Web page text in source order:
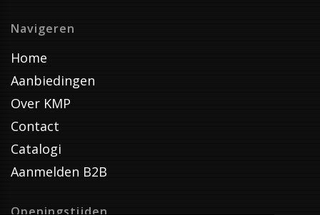
Navigeren
Home
Aanbiedingen
Over KMP
Contact
Catalogi
Aanmelden B2B
Openingstijden